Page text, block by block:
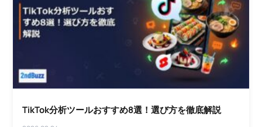
TikTok分析ツールおすすめ8選！選び方を徹底解説